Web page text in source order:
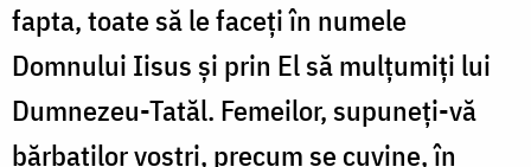
fapta, toate să le faceți în numele
Domnului Iisus și prin El să mulțumiți lui
Dumnezeu-Tatăl. Femeilor, supuneți-vă
bărbaților voștri, precum se cuvine, în